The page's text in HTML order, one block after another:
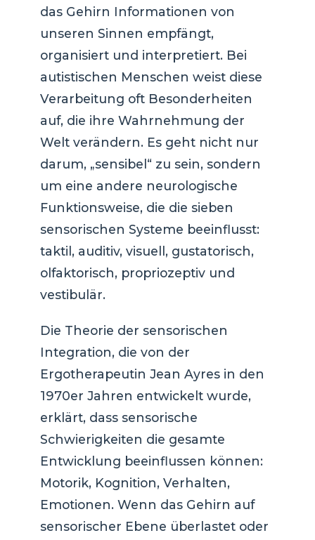
das Gehirn Informationen von
unseren Sinnen empfängt,
organisiert und interpretiert. Bei
autistischen Menschen weist diese
Verarbeitung oft Besonderheiten
auf, die ihre Wahrnehmung der
Welt verändern. Es geht nicht nur
darum, „sensibel“ zu sein, sondern
um eine andere neurologische
Funktionsweise, die die sieben
sensorischen Systeme beeinflusst:
taktil, auditiv, visuell, gustatorisch,
olfaktorisch, propriozeptiv und
vestibulär.
Die Theorie der sensorischen
Integration, die von der
Ergotherapeutin Jean Ayres in den
1970er Jahren entwickelt wurde,
erklärt, dass sensorische
Schwierigkeiten die gesamte
Entwicklung beeinflussen können:
Motorik, Kognition, Verhalten,
Emotionen. Wenn das Gehirn auf
sensorischer Ebene überlastet oder